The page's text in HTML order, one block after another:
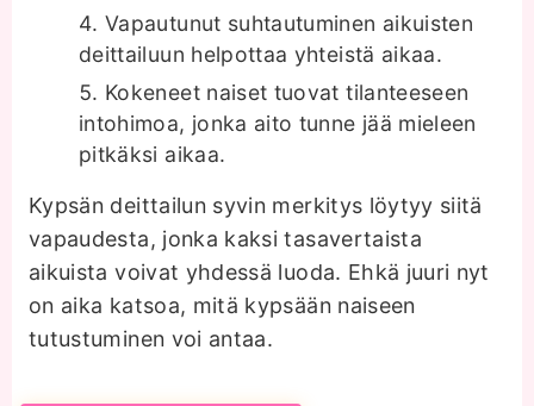
Vapautunut suhtautuminen aikuisten
deittailuun helpottaa yhteistä aikaa.
Kokeneet naiset tuovat tilanteeseen
intohimoa, jonka aito tunne jää mieleen
pitkäksi aikaa.
Kypsän deittailun syvin merkitys löytyy siitä
vapaudesta, jonka kaksi tasavertaista
aikuista voivat yhdessä luoda. Ehkä juuri nyt
on aika katsoa, mitä kypsään naiseen
tutustuminen voi antaa.